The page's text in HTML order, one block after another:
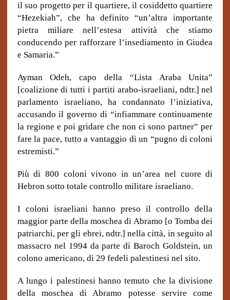
il suo progetto per il quartiere, il cosiddetto quartiere
“Hezekiah”, che ha definito “un’altra importante
pietra miliare nell’estesa attività che stiamo
conducendo per rafforzare l’insediamento in Giudea
e Samaria.”
Ayman Odeh, capo della “Lista Araba Unita”
[coalizione di tutti i partiti arabo-israeliani, ndtr.] nel
parlamento israeliano, ha condannato l’iniziativa,
accusando il governo di “infiammare continuamente
la regione e poi gridare che non ci sono partner” per
fare la pace, tutto a vantaggio di un “pugno di coloni
estremisti.”
Più di 800 coloni vivono in un’area nel cuore di
Hebron sotto totale controllo militare israeliano.
I coloni israeliani hanno preso il controllo della
maggior parte della moschea di Abramo [o Tomba dei
patriarchi, per gli ebrei, ndtr.] nella città, in seguito al
massacro nel 1994 da parte di Baroch Goldstein, un
colono americano, di 29 fedeli palestinesi nel sito.
A lungo i palestinesi hanno temuto che la divisione
della moschea di Abramo potesse servire come